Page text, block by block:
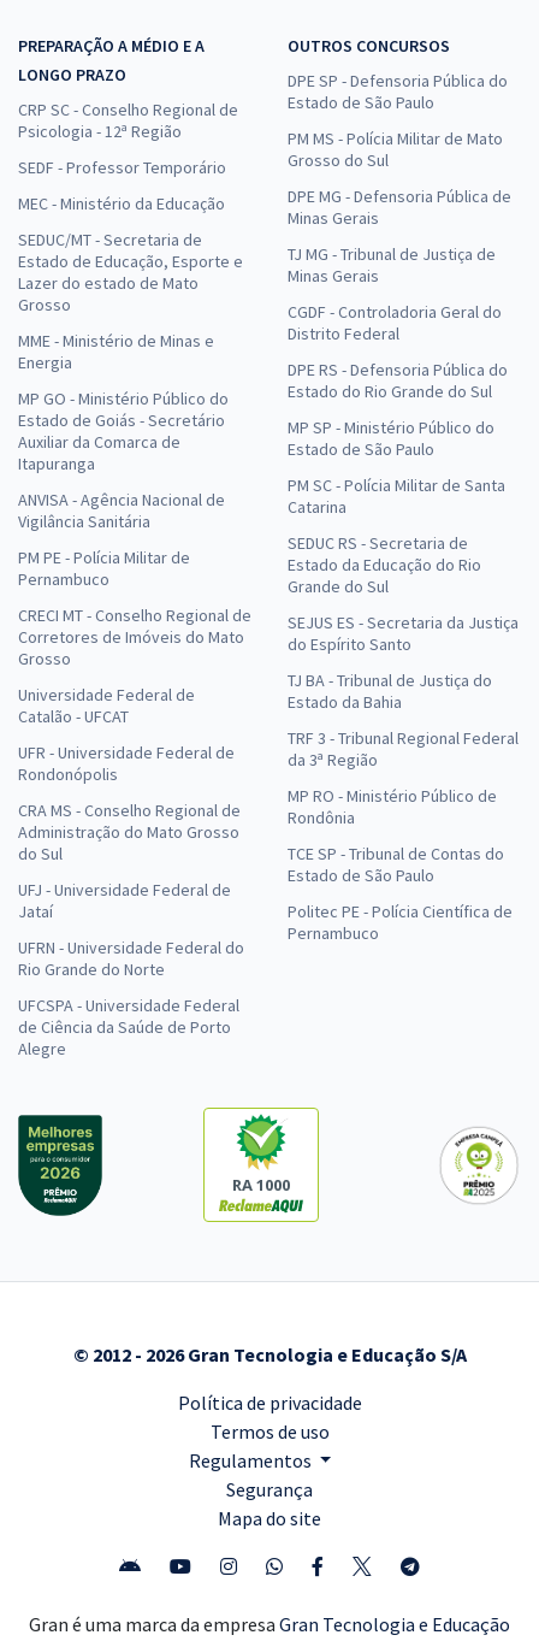
PREPARAÇÃO A MÉDIO E A
LONGO PRAZO
CRP SC - Conselho Regional de
Psicologia - 12ª Região
SEDF - Professor Temporário
MEC - Ministério da Educação
SEDUC/MT - Secretaria de
Estado de Educação, Esporte e
Lazer do estado de Mato
Grosso
MME - Ministério de Minas e
Energia
MP GO - Ministério Público do
Estado de Goiás - Secretário
Auxiliar da Comarca de
Itapuranga
ANVISA - Agência Nacional de
Vigilância Sanitária
PM PE - Polícia Militar de
Pernambuco
CRECI MT - Conselho Regional de
Corretores de Imóveis do Mato
Grosso
Universidade Federal de
Catalão - UFCAT
UFR - Universidade Federal de
Rondonópolis
CRA MS - Conselho Regional de
Administração do Mato Grosso
do Sul
UFJ - Universidade Federal de
Jataí
UFRN - Universidade Federal do
Rio Grande do Norte
UFCSPA - Universidade Federal
de Ciência da Saúde de Porto
Alegre
OUTROS CONCURSOS
DPE SP - Defensoria Pública do
Estado de São Paulo
PM MS - Polícia Militar de Mato
Grosso do Sul
DPE MG - Defensoria Pública de
Minas Gerais
TJ MG - Tribunal de Justiça de
Minas Gerais
CGDF - Controladoria Geral do
Distrito Federal
DPE RS - Defensoria Pública do
Estado do Rio Grande do Sul
MP SP - Ministério Público do
Estado de São Paulo
PM SC - Polícia Militar de Santa
Catarina
SEDUC RS - Secretaria de
Estado da Educação do Rio
Grande do Sul
SEJUS ES - Secretaria da Justiça
do Espírito Santo
TJ BA - Tribunal de Justiça do
Estado da Bahia
TRF 3 - Tribunal Regional Federal
da 3ª Região
MP RO - Ministério Público de
Rondônia
TCE SP - Tribunal de Contas do
Estado de São Paulo
Politec PE - Polícia Científica de
Pernambuco
RA 1000
© 2012 - 2026 Gran Tecnologia e Educação S/A
Política de privacidade
Termos de uso
Regulamentos
Segurança
Mapa do site
Gran é uma marca da empresa Gran Tecnologia e Educação